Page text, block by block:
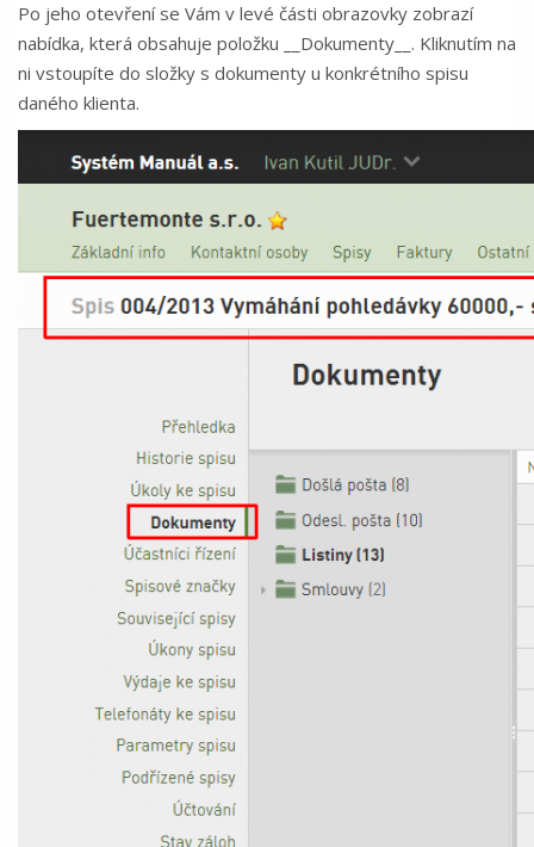
Po jeho otevření se Vám v levé části obrazovky zobrazí
nabídka, která obsahuje položku __Dokumenty__. Kliknutím na
ni vstoupíte do složky s dokumenty u konkrétního spisu
daného klienta.